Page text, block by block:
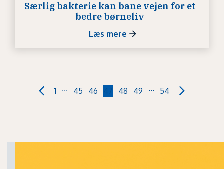
Særlig bakterie kan bane vejen for et
bedre børneliv
Læs mere
1 ... 45 46 47 48 49 ... 54